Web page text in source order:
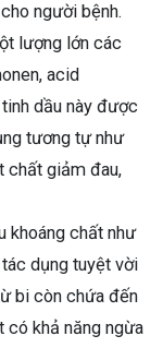
người bệnh.
lượng lớn các
acid
dầu này được
tương tự như
chất giảm đau,
khoáng chất như
dụng tuyệt vời
bi còn chứa đến
có khả năng ngừa